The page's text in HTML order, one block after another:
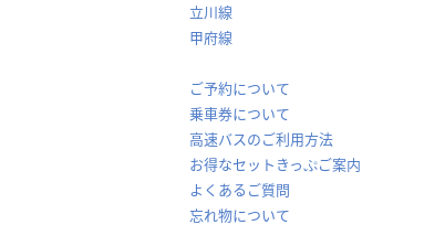
立川線
甲府線
ご予約について
乗車券について
高速バスのご利用方法
お得なセットきっぷご案内
よくあるご質問
忘れ物について